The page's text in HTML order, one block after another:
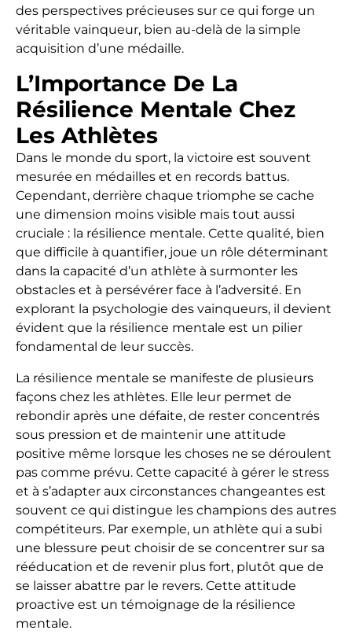
des perspectives précieuses sur ce qui forge un
véritable vainqueur, bien au-delà de la simple
acquisition d’une médaille.
L’Importance De La
Résilience Mentale Chez
Les Athlètes
Dans le monde du sport, la victoire est souvent
mesurée en médailles et en records battus.
Cependant, derrière chaque triomphe se cache
une dimension moins visible mais tout aussi
cruciale : la résilience mentale. Cette qualité, bien
que difficile à quantifier, joue un rôle déterminant
dans la capacité d’un athlète à surmonter les
obstacles et à persévérer face à l’adversité. En
explorant la psychologie des vainqueurs, il devient
évident que la résilience mentale est un pilier
fondamental de leur succès.
La résilience mentale se manifeste de plusieurs
façons chez les athlètes. Elle leur permet de
rebondir après une défaite, de rester concentrés
sous pression et de maintenir une attitude
positive même lorsque les choses ne se déroulent
pas comme prévu. Cette capacité à gérer le stress
et à s’adapter aux circonstances changeantes est
souvent ce qui distingue les champions des autres
compétiteurs. Par exemple, un athlète qui a subi
une blessure peut choisir de se concentrer sur sa
rééducation et de revenir plus fort, plutôt que de
se laisser abattre par le revers. Cette attitude
proactive est un témoignage de la résilience
mentale.